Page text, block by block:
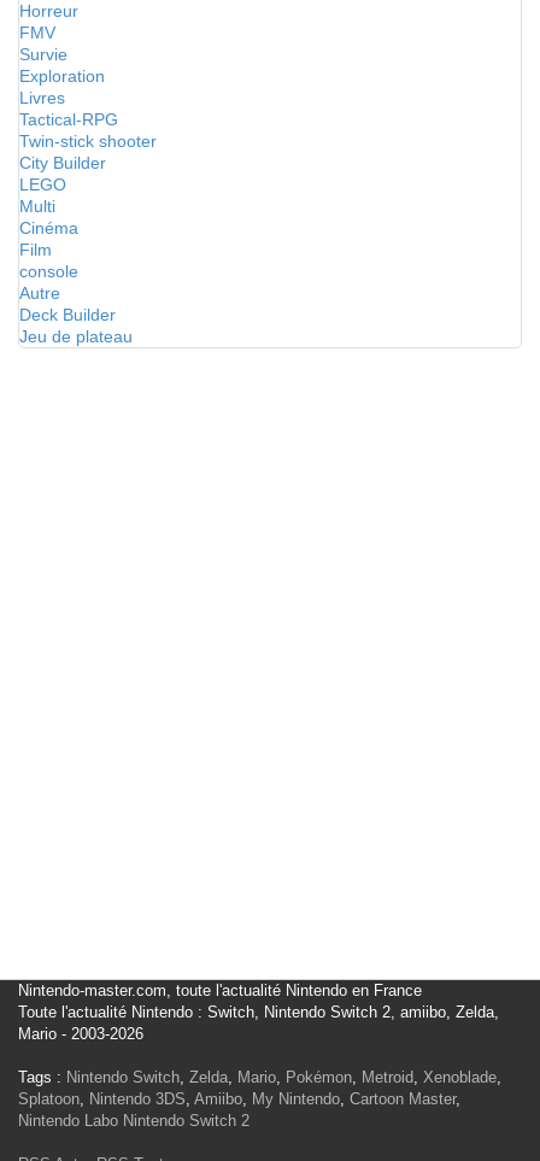
Horreur
FMV
Survie
Exploration
Livres
Tactical-RPG
Twin-stick shooter
City Builder
LEGO
Multi
Cinéma
Film
console
Autre
Deck Builder
Jeu de plateau
Nintendo-master.com, toute l'actualité Nintendo en France
Toute l'actualité Nintendo : Switch, Nintendo Switch 2, amiibo, Zelda,
Mario - 2003-2026
Tags : Nintendo Switch, Zelda, Mario, Pokémon, Metroid, Xenoblade,
Splatoon, Nintendo 3DS, Amiibo, My Nintendo, Cartoon Master,
Nintendo Labo Nintendo Switch 2